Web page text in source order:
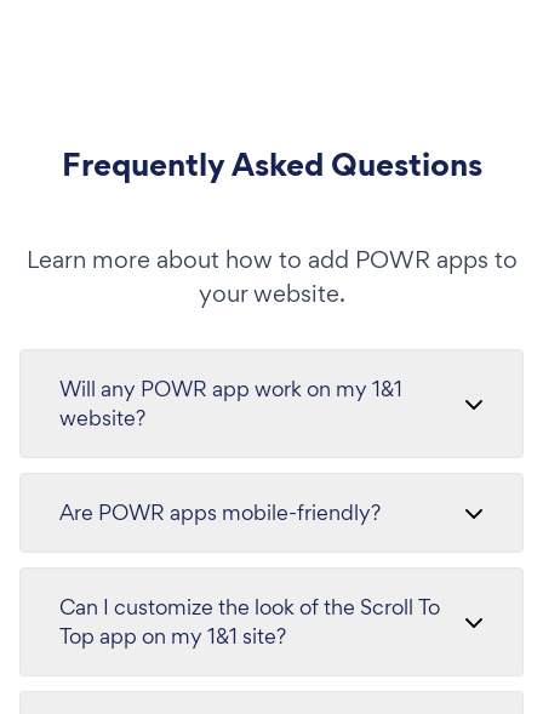
Frequently Asked Questions
Learn more about how to add POWR apps to
your website.
Will any POWR app work on my 1&1
website?
Are POWR apps mobile-friendly?
Can I customize the look of the Scroll To
Top app on my 1&1 site?